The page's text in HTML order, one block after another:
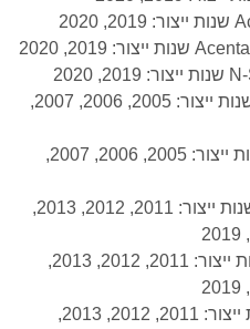
ניסאן מייקרה 1.4 5 דל’ Acenta שנות ייצור: 2005, 2006, 2007,
ניסאן מייקרה 1.4 5 דל’ Visia שנות ייצור: 2005, 2006, 2007,
ניסאן מייקרה 1.2 אוטו’ Acenta שנות ייצור: 2011, 2012, 2013,
ניסאן מייקרה 1.2 אוטו’ Visia שנות ייצור: 2011, 2012, 2013,
ניסאן מייקרה 1.2 ידני Visia שנות ייצור: 2011, 2012, 2013,